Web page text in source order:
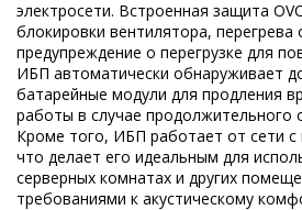
электросети. Встроенная защита
блокировки вентилятора, перегрева
предупреждение о перегрузке для
ИБП автоматически обнаруживает
батарейные модули для продления
работы в случае продолжительного
Кроме того, ИБП работает от сети
что делает его идеальным для
серверных комнатах и других
требованиями к акустическому